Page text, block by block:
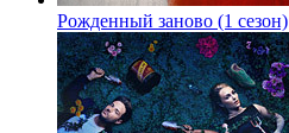
Рожденный заново (1 сезон)